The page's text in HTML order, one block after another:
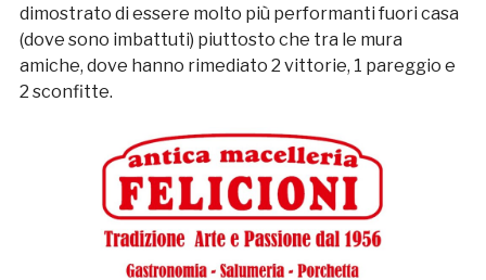
dimostrato di essere molto più performanti fuori casa
(dove sono imbattuti) piuttosto che tra le mura
amiche, dove hanno rimediato 2 vittorie, 1 pareggio e
2 sconfitte.